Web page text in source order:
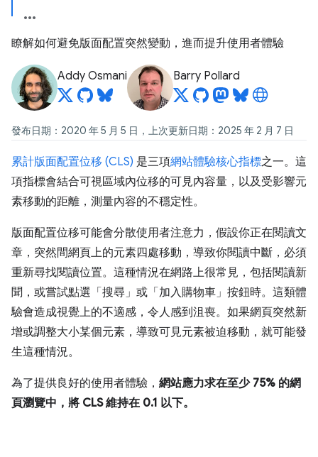
瞭解如何避免版面配置突然變動，進而提升使用者體驗
Addy Osmani Barry Pollard
發布日期：2020 年 5 月 5 日，上次更新日期：2025 年 2 月 7 日
累計版面配置位移 (CLS) 是三項網站體驗核心指標之一。這
項指標會結合可視區域內位移的可見內容量，以及受影響元
素移動的距離，測量內容的不穩定性。
版面配置位移可能會分散使用者注意力，假設你正在閱讀文
章，突然間網頁上的元素四處移動，導致你閱讀中斷，必須
重新尋找閱讀位置。這種情況在網路上很常見，包括閱讀新
聞，或嘗試點選「搜尋」或「加入購物車」按鈕時。這類體
驗會造成視覺上的不適感，令人感到沮喪。如果網頁突然新
增或調整大小某個元素，導致可見元素被迫移動，就可能發
生這種情況。
為了提供良好的使用者體驗， 網站應力求在至少 75% 的網
頁瀏覽中，將 CLS 維持在 0.1 以下。